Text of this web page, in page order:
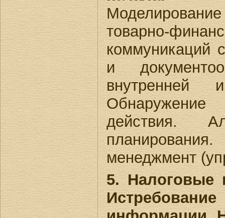
товарно-
коммуникаций
и
действия.
менеджмент
5. Налоговые